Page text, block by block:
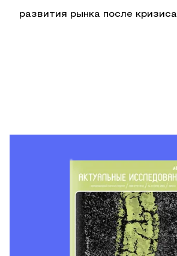
развития рынка после кризиса